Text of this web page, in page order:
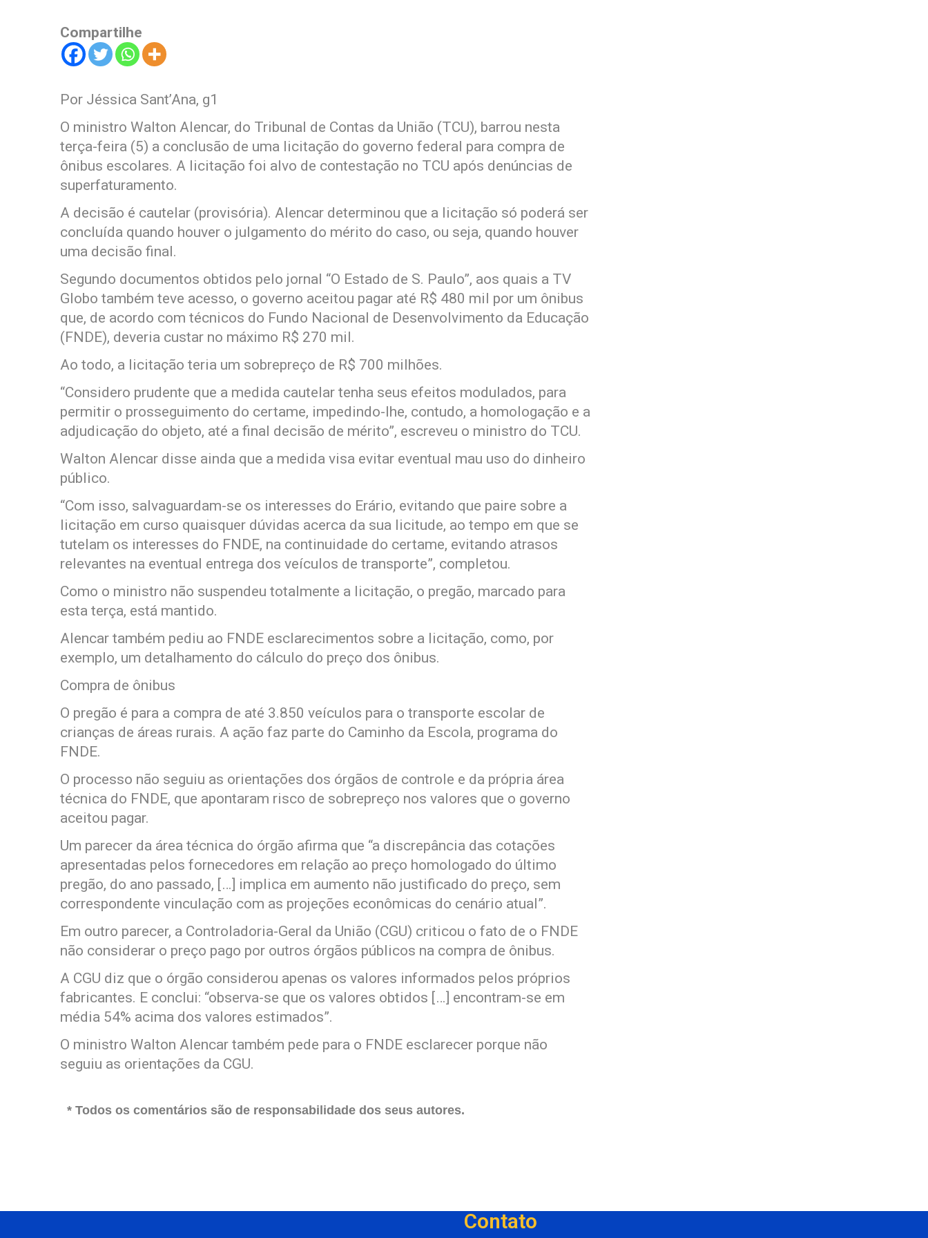
Compartilhe
Por Jéssica Sant’Ana, g1
O ministro Walton Alencar, do Tribunal de Contas da União (TCU), barrou nesta
terça-feira (5) a conclusão de uma licitação do governo federal para compra de
ônibus escolares. A licitação foi alvo de contestação no TCU após denúncias de
superfaturamento.
A decisão é cautelar (provisória). Alencar determinou que a licitação só poderá ser
concluída quando houver o julgamento do mérito do caso, ou seja, quando houver
uma decisão final.
Segundo documentos obtidos pelo jornal “O Estado de S. Paulo”, aos quais a TV
Globo também teve acesso, o governo aceitou pagar até R$ 480 mil por um ônibus
que, de acordo com técnicos do Fundo Nacional de Desenvolvimento da Educação
(FNDE), deveria custar no máximo R$ 270 mil.
Ao todo, a licitação teria um sobrepreço de R$ 700 milhões.
“Considero prudente que a medida cautelar tenha seus efeitos modulados, para
permitir o prosseguimento do certame, impedindo-lhe, contudo, a homologação e a
adjudicação do objeto, até a final decisão de mérito”, escreveu o ministro do TCU.
Walton Alencar disse ainda que a medida visa evitar eventual mau uso do dinheiro
público.
“Com isso, salvaguardam-se os interesses do Erário, evitando que paire sobre a
licitação em curso quaisquer dúvidas acerca da sua licitude, ao tempo em que se
tutelam os interesses do FNDE, na continuidade do certame, evitando atrasos
relevantes na eventual entrega dos veículos de transporte”, completou.
Como o ministro não suspendeu totalmente a licitação, o pregão, marcado para
esta terça, está mantido.
Alencar também pediu ao FNDE esclarecimentos sobre a licitação, como, por
exemplo, um detalhamento do cálculo do preço dos ônibus.
Compra de ônibus
O pregão é para a compra de até 3.850 veículos para o transporte escolar de
crianças de áreas rurais. A ação faz parte do Caminho da Escola, programa do
FNDE.
O processo não seguiu as orientações dos órgãos de controle e da própria área
técnica do FNDE, que apontaram risco de sobrepreço nos valores que o governo
aceitou pagar.
Um parecer da área técnica do órgão afirma que “a discrepância das cotações
apresentadas pelos fornecedores em relação ao preço homologado do último
pregão, do ano passado, […] implica em aumento não justificado do preço, sem
correspondente vinculação com as projeções econômicas do cenário atual”.
Em outro parecer, a Controladoria-Geral da União (CGU) criticou o fato de o FNDE
não considerar o preço pago por outros órgãos públicos na compra de ônibus.
A CGU diz que o órgão considerou apenas os valores informados pelos próprios
fabricantes. E conclui: “observa-se que os valores obtidos […] encontram-se em
média 54% acima dos valores estimados”.
O ministro Walton Alencar também pede para o FNDE esclarecer porque não
seguiu as orientações da CGU.
* Todos os comentários são de responsabilidade dos seus autores.
Contato